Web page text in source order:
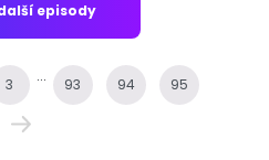
episody
3 ... 93 94 95